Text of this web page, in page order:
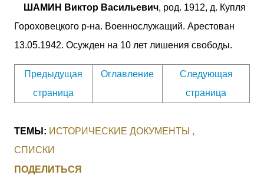
ШАМИН Виктор Васильевич, род. 1912, д. Купля
Гороховецкого р-на. Военнослужащий. Арестован
13.05.1942. Осужден на 10 лет лишения свободы.
Предыдущая
страница
Оглавление
Следующая
страница
ТЕМЫ: ИСТОРИЧЕСКИЕ ДОКУМЕНТЫ
СПИСКИ
ПОДЕЛИТЬСЯ